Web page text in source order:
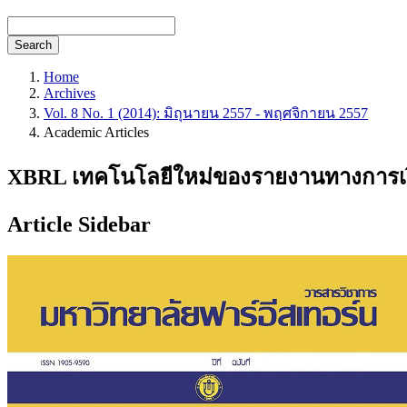
Search
Home
Archives
Vol. 8 No. 1 (2014): มิถุนายน 2557 - พฤศจิกายน 2557
Academic Articles
XBRL เทคโนโลยีใหม่ของรายงานทางการ
Article Sidebar